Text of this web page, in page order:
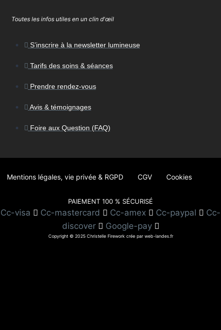
Toutes les infos utiles en un clin d'œil
S’inscrire à la newsletter lumineuse
Tarifs des soins & séances
Prendre rendez-vous
Avis & témoignages
Foire aux Question (FAQ)
Mentions légales, vie privée & RGPD CGV Cookies
PAIEMENT 100 % SÉCURISÉ
Cc-visa Cc-mastercard Cc-amex Cc-paypal
Cc-
discover
Google-pay
Copyright © 2025 Christelle Firework crée par web-landes.fr